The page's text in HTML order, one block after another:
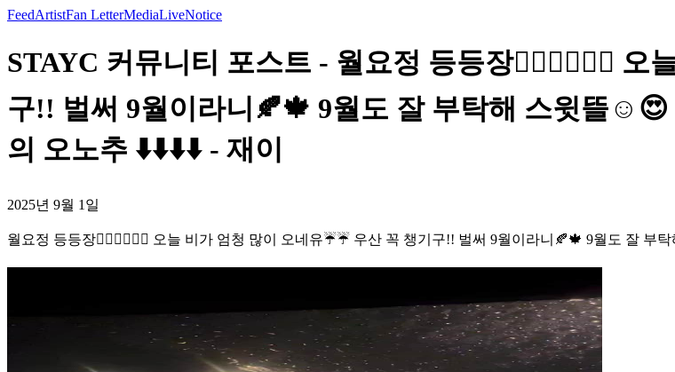
FeedArtistFan LetterMediaLiveNotice
STAYC 커뮤니티 포스트 - 월요정 등등장🧚🏻‍♀️🧚🏻‍♀️
구!! 벌써 9월이라니🍂🍁 9월도 잘 부탁해 스윗뜰
의 오노추 ⬇️⬇️⬇️⬇️ - 재이
2025년 9월 1일
월요정 등등장🧚🏻‍♀️🧚🏻‍♀️ 오늘 비가 엄청 많이 오네유☔️☔️ 우산 꼭 챙기구!! 벌써 9월이라니🍂🍁 9월도 잘